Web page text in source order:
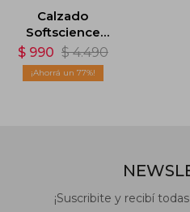
Calzado
Softscience
Unisex Drift
Canvas - Rojo
$ 990 $ 4.490
77
¡Suscribite y recibí